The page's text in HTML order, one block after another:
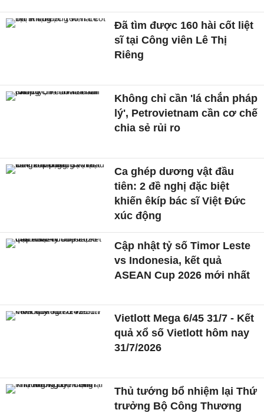
Đã tìm được 160 hài cốt liệt
sĩ tại Công viên Lê Thị
Riêng
Không chỉ cần 'lá chắn pháp
lý', Petrovietnam cần cơ chế
chia sẻ rủi ro
Ca ghép dương vật đầu
tiên: 2 đề nghị đặc biệt
khiến êkíp bác sĩ Việt Đức
xúc động
Cập nhật tỷ số Timor Leste
vs Indonesia, kết quả
ASEAN Cup 2026 mới nhất
Vietlott Mega 6/45 31/7 - Kết
quả xổ số Vietlott hôm nay
31/7/2026
Thủ tướng bổ nhiệm lại Thứ
trưởng Bộ Công Thương